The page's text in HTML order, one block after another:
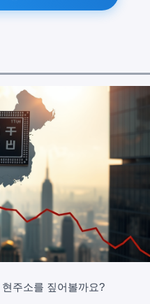
주소를 짚어볼까요?